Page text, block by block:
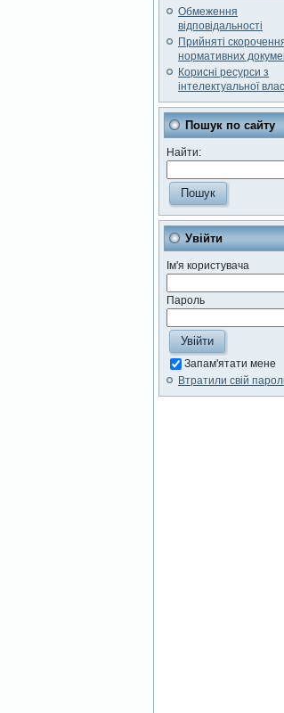
Обмеження
відповідальності
Прийняті
нормативних
Корисні ресурси з
інтелектуальної
Пошук по сайту
Найти:
Увійти
Ім'я користувача
Пароль
Запам'ятати мене
Втратили свій